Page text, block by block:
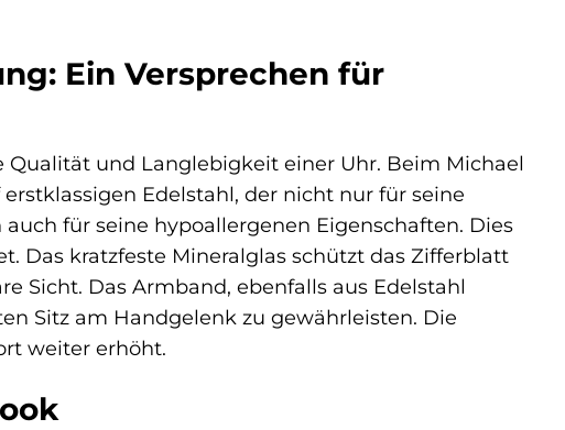
Ein Versprechen für
und Langlebigkeit einer Uhr. Beim Michael
Edelstahl, der nicht nur für seine
für seine hypoallergenen Eigenschaften. Dies
Das kratzfeste Mineralglas schützt das Zifferblatt
Sicht. Das Armband, ebenfalls aus Edelstahl
Sitz am Handgelenk zu gewährleisten. Die
weiter erhöht.